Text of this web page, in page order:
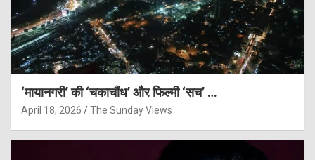
‘मायानगरी’ की ‘चकाचौंध’ और फिल्मी ‘सच’ …
April 18, 2026 The Sunday Views